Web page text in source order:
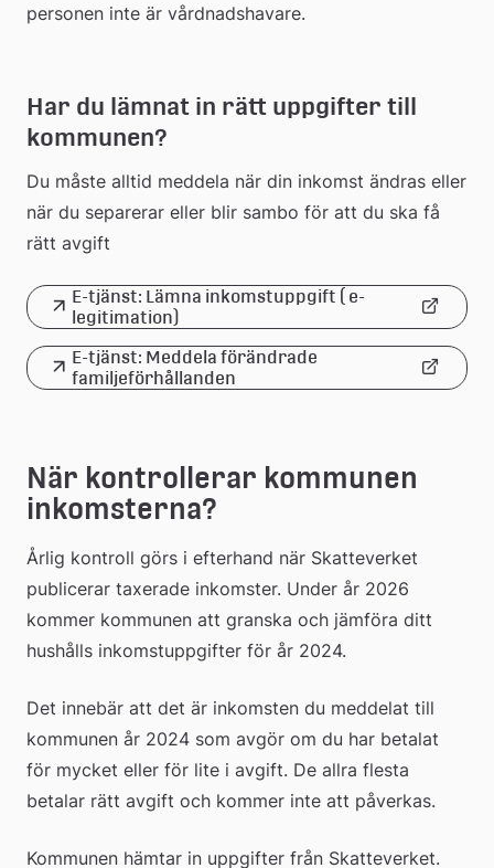
personen inte är vårdnadshavare.
Har du lämnat in rätt uppgifter till
kommunen?
Du måste alltid meddela när din inkomst ändras eller
när du separerar eller blir sambo för att du ska få
rätt avgift
E-tjänst: Lämna inkomstuppgift ( e-
legitimation)
till
E-tjänst: Meddela förändrade
familjeförhållanden
extern
När kontrollerar kommunen
inkomsterna?
Årlig kontroll görs i efterhand när Skatteverket
publicerar taxerade inkomster. Under år 2026
kommer kommunen att granska och jämföra ditt
hushålls inkomstuppgifter för år 2024.
Det innebär att det är inkomsten du meddelat till
kommunen år 2024 som avgör om du har betalat
för mycket eller för lite i avgift. De allra flesta
betalar rätt avgift och kommer inte att påverkas.
Kommunen hämtar in uppgifter från Skatteverket.